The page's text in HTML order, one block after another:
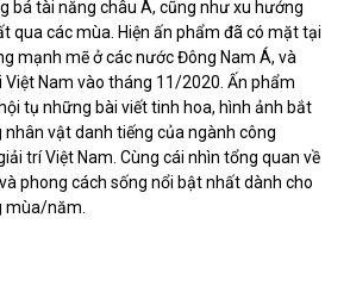
bá tài năng châu Á, cũng như xu hướng
qua các mùa. Hiện ấn phẩm đã có mặt tại
mạnh mẽ ở các nước Đông Nam Á, và
Nam vào tháng 11/2020. Ấn phẩm
tụ những bài viết tinh hoa, hình ảnh bắt
vật danh tiếng của ngành công
trí Việt Nam. Cùng cái nhìn tổng quan về
phong cách sống nổi bật nhất dành cho
mùa/năm.